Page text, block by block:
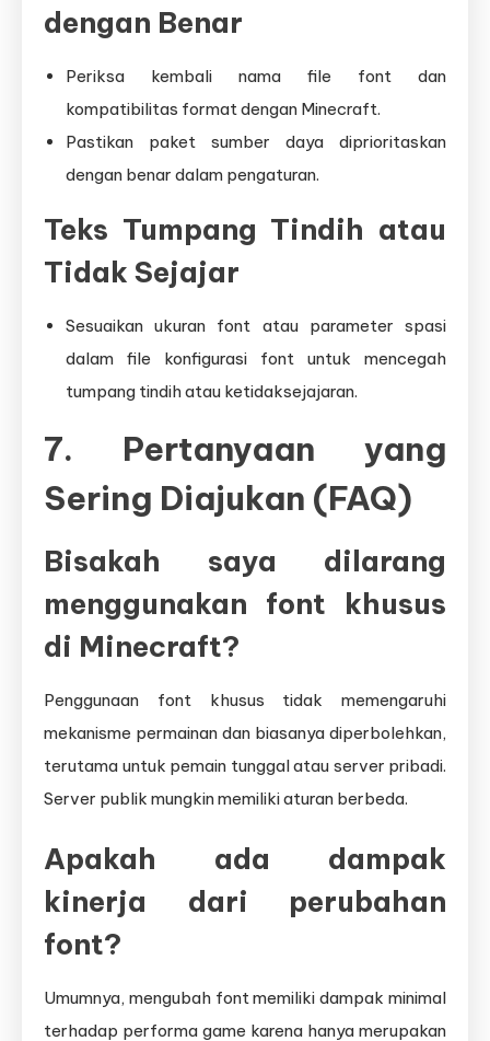
dengan Benar
Periksa kembali nama file font dan
kompatibilitas format dengan Minecraft.
Pastikan paket sumber daya diprioritaskan
dengan benar dalam pengaturan.
Teks Tumpang Tindih atau
Tidak Sejajar
Sesuaikan ukuran font atau parameter spasi
dalam file konfigurasi font untuk mencegah
tumpang tindih atau ketidaksejajaran.
7. Pertanyaan yang
Sering Diajukan (FAQ)
Bisakah saya dilarang
menggunakan font khusus
di Minecraft?
Penggunaan font khusus tidak memengaruhi
mekanisme permainan dan biasanya diperbolehkan,
terutama untuk pemain tunggal atau server pribadi.
Server publik mungkin memiliki aturan berbeda.
Apakah ada dampak
kinerja dari perubahan
font?
Umumnya, mengubah font memiliki dampak minimal
terhadap performa game karena hanya merupakan